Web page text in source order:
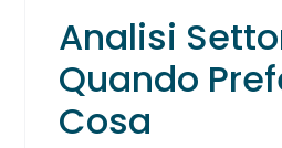
Analisi
Quando
Cosa